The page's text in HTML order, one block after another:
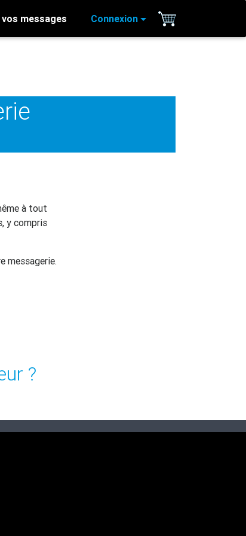
messages Connexion
à tout
y compris
messagerie.
?